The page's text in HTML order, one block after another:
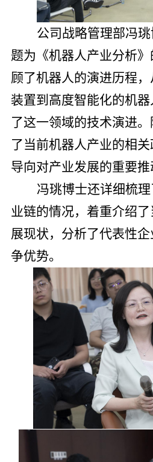
公司战略管理部冯
题为《机器人产业分析
顾了机器人的演进历程
装置到高度智能化的机
了这一领域的技术演进
了当前机器人产业的相
导向对产业发展的重要推
冯珧博士还详细梳
业链的情况，着重介绍
展现状，分析了代表性
争优势。